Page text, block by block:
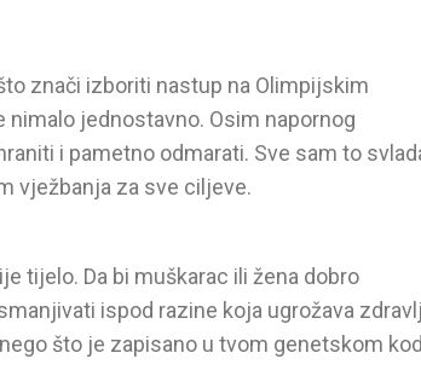
znači izboriti nastup na Olimpijskim
nimalo jednostavno. Osim napornog
i pametno odmarati. Sve sam to
vježbanja za sve ciljeve.
tijelo. Da bi muškarac ili žena dobro
ispod razine koja ugrožava
što je zapisano u tvom genetskom